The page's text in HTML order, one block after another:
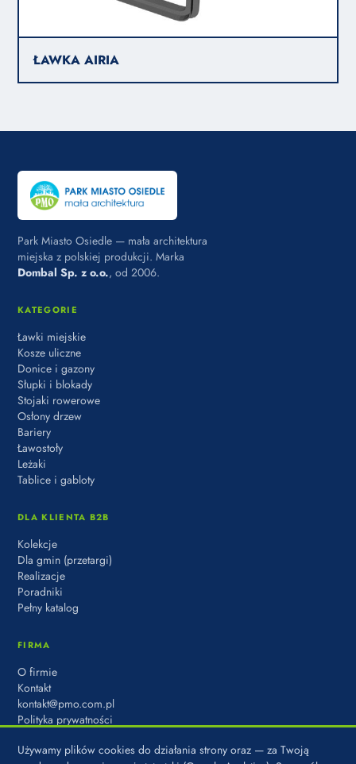
ŁAWKA AIRIA
Park Miasto Osiedle — mała architektura
miejska z polskiej produkcji. Marka
Dombal Sp. z o.o., od 2006.
KATEGORIE
Ławki miejskie
Kosze uliczne
Donice i gazony
Słupki i blokady
Stojaki rowerowe
Osłony drzew
Bariery
Ławostoły
Leżaki
Tablice i gabloty
DLA KLIENTA B2B
Kolekcje
Dla gmin (przetargi)
Realizacje
Poradniki
Pełny katalog
FIRMA
O firmie
Kontakt
kontakt@pmo.com.pl
Polityka prywatności
Używamy plików cookies do działania strony oraz — za Twoją